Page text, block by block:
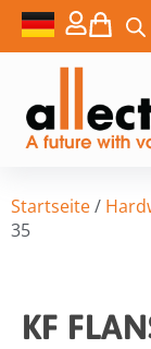
Startseite/
35
KF